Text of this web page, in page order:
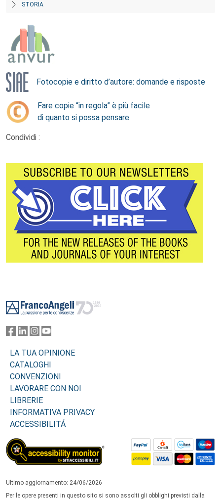
STORIA
Fotocopie e diritto d’autore: domande e risposte
Fare copie “in regola” è più facile
di quanto si possa pensare
Condividi :
LA TUA OPINIONE
CATALOGHI
CONVENZIONI
LAVORARE CON NOI
LIBRERIE
INFORMATIVA PRIVACY
ACCESSIBILITÁ
Ultimo aggiornamento: 24/06/2026
Per le opere presenti in questo sito si sono assolti gli obblighi previsti dalla